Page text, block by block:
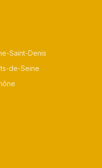
Saint-Denis
de-Seine